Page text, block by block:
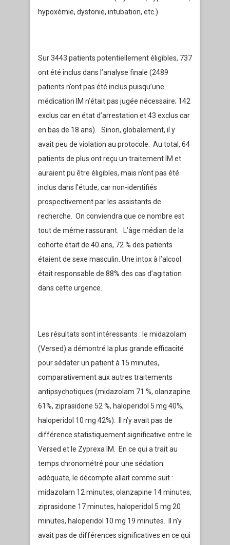
hypoxémie, dystonie, intubation, etc.).
Sur 3443 patients potentiellement éligibles, 737
ont été inclus dans l’analyse finale (2489
patients n’ont pas été inclus puisqu’une
médication IM n’était pas jugée nécessaire; 142
exclus car en état d’arrestation et 43 exclus car
en bas de 18 ans). Sinon, globalement, il y
avait peu de violation au protocole. Au total, 64
patients de plus ont reçu un traitement IM et
auraient pu être éligibles, mais n’ont pas été
inclus dans l’étude, car non-identifiés
prospectivement par les assistants de
recherche. On conviendra que ce nombre est
tout de même rassurant. L’âge médian de la
cohorte était de 40 ans, 72 % des patients
étaient de sexe masculin. Une intox à l’alcool
était responsable de 88% des cas d’agitation
dans cette urgence.
Les résultats sont intéressants : le midazolam
(Versed) a démontré la plus grande efficacité
pour sédater un patient à 15 minutes,
comparativement aux autres traitements
antipsychotiques (midazolam 71 %, olanzapine
61%, ziprasidone 52 %, haloperidol 5 mg 40%,
haloperidol 10 mg 42%). Il n’y avait pas de
différence statistiquement significative entre le
Versed et le Zyprexa IM. En ce qui a trait au
temps chronométré pour une sédation
adéquate, le décompte allait comme suit :
midazolam 12 minutes, olanzapine 14 minutes,
ziprasidone 17 minutes, haloperidol 5 mg 20
minutes, haloperidol 10 mg 19 minutes. Il n’y
avait pas de différences significatives en ce qui